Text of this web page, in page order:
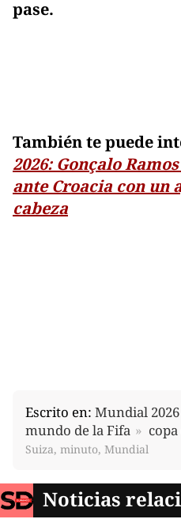
pase.
También te puede
2026: Gonçalo
ante Croacia con un
cabeza
Escrito en: Mundial 2026
mundo de la Fifa
Suiza, minuto, Mundial
Noticias